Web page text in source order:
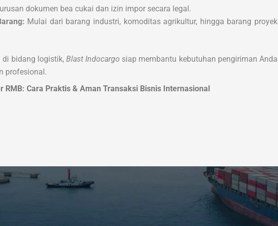
dokumen bea cukai dan izin impor secara legal.
Mulai dari barang industri, komoditas agrikultur, hingga barang proyek
di bidang logistik, Blast Indocargo siap membantu kebutuhan pengiriman Anda
profesional.
RMB: Cara Praktis & Aman Transaksi Bisnis Internasional